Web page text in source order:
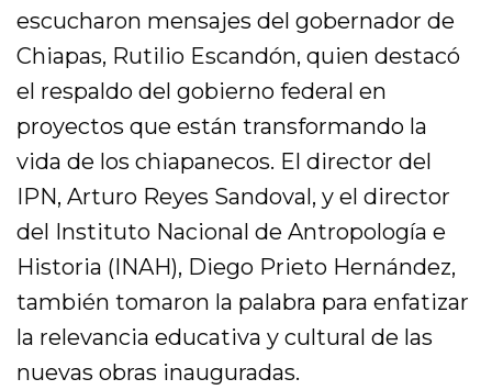
escucharon mensajes del gobernador de
Chiapas, Rutilio Escandón, quien destacó
el respaldo del gobierno federal en
proyectos que están transformando la
vida de los chiapanecos. El director del
IPN, Arturo Reyes Sandoval, y el director
del Instituto Nacional de Antropología e
Historia (INAH), Diego Prieto Hernández,
también tomaron la palabra para enfatizar
la relevancia educativa y cultural de las
nuevas obras inauguradas.